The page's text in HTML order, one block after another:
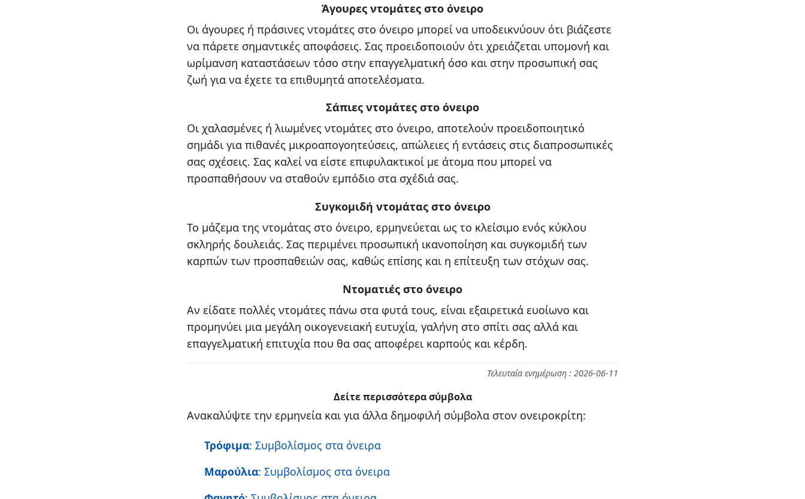
Άγουρες ντομάτες στο όνειρο
Οι άγουρες ή πράσινες ντομάτες στο όνειρο μπορεί να υποδεικνύουν ότι βιάζεστε
να πάρετε σημαντικές αποφάσεις. Σας προειδοποιούν ότι χρειάζεται υπομονή και
ωρίμανση καταστάσεων τόσο στην επαγγελματική όσο και στην προσωπική σας
ζωή για να έχετε τα επιθυμητά αποτελέσματα.
Σάπιες ντομάτες στο όνειρο
Οι χαλασμένες ή λιωμένες ντομάτες στο όνειρο, αποτελούν προειδοποιητικό
σημάδι για πιθανές μικροαπογοητεύσεις, απώλειες ή εντάσεις στις διαπροσωπικές
σας σχέσεις. Σας καλεί να είστε επιφυλακτικοί με άτομα που μπορεί να
προσπαθήσουν να σταθούν εμπόδιο στα σχέδιά σας.
Συγκομιδή ντομάτας στο όνειρο
Το μάζεμα της ντομάτας στο όνειρο, ερμηνεύεται ως το κλείσιμο ενός κύκλου
σκληρής δουλειάς. Σας περιμένει προσωπική ικανοποίηση και συγκομιδή των
καρπών των προσπαθειών σας, καθώς επίσης και η επίτευξη των στόχων σας.
Ντοματιές στο όνειρο
Αν είδατε πολλές ντομάτες πάνω στα φυτά τους, είναι εξαιρετικά ευοίωνο και
προμηνύει μια μεγάλη οικογενειακή ευτυχία, γαλήνη στο σπίτι σας αλλά και
επαγγελματική επιτυχία που θα σας αποφέρει καρπούς και κέρδη.
Τελευταία ενημέρωση : 2026-06-11
Δείτε περισσότερα σύμβολα
Ανακαλύψτε την ερμηνεία και για άλλα δημοφιλή σύμβολα στον ονειροκρίτη:
Τρόφιμα: Συμβολίσμος στα όνειρα
Μαρούλια: Συμβολίσμος στα όνειρα